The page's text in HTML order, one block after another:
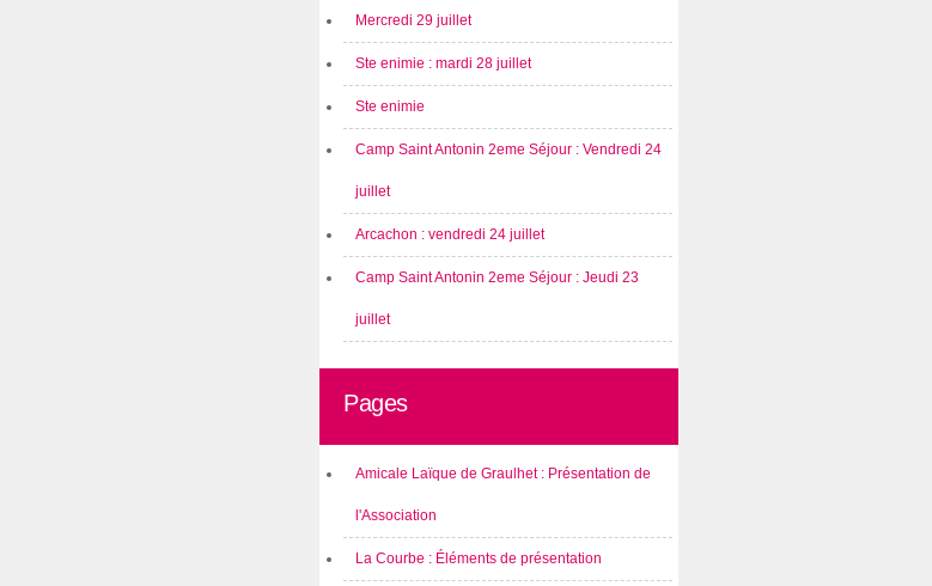
Mercredi 29 juillet
Ste enimie : mardi 28 juillet
Ste enimie
Camp Saint Antonin 2eme Séjour : Vendredi 24
juillet
Arcachon : vendredi 24 juillet
Camp Saint Antonin 2eme Séjour : Jeudi 23
juillet
Pages
Amicale Laïque de Graulhet : Présentation de
l'Association
La Courbe : Éléments de présentation